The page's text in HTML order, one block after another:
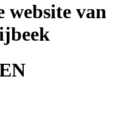
website van